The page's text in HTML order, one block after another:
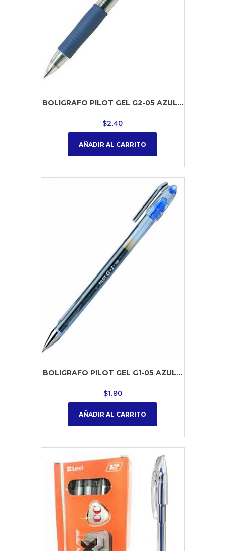
BOLIGRAFO PILOT GEL G2-05 AZUL...
$2.40
AÑADIR AL CARRITO
BOLIGRAFO PILOT GEL G1-05 AZUL...
$1.90
AÑADIR AL CARRITO